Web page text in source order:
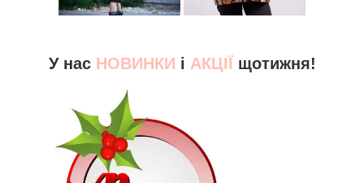
У нас НОВИНКИ і АКЦІЇ щотижня!